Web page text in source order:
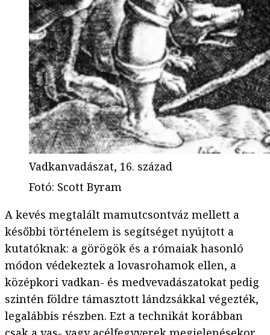
Vadkanvadászat, 16. század
Fotó: Scott Byram
A kevés megtalált mamutcsontváz mellett a
későbbi történelem is segítséget nyújtott a
kutatóknak: a görögök és a rómaiak hasonló
módon védekeztek a lovasrohamok ellen, a
középkori vadkan- és medvevadászatokat pedig
szintén földre támasztott lándzsákkal végezték,
legalábbis részben. Ezt a technikát korábban